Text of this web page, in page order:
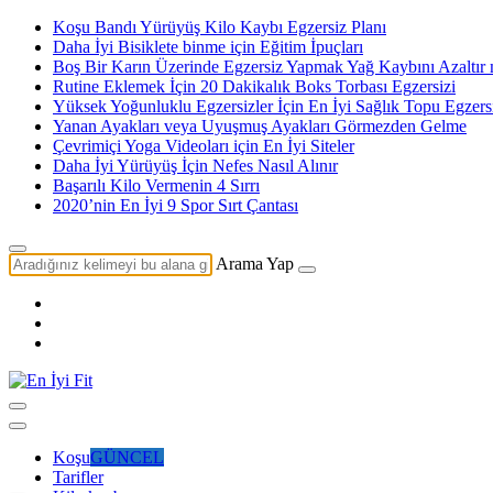
Koşu Bandı Yürüyüş Kilo Kaybı Egzersiz Planı
Daha İyi Bisiklete binme için Eğitim İpuçları
Boş Bir Karın Üzerinde Egzersiz Yapmak Yağ Kaybını Azaltır
Rutine Eklemek İçin 20 Dakikalık Boks Torbası Egzersizi
Yüksek Yoğunluklu Egzersizler İçin En İyi Sağlık Topu
Yanan Ayakları veya Uyuşmuş Ayakları Görmezden Gelme
Çevrimiçi Yoga Videoları için En İyi Siteler
Daha İyi Yürüyüş İçin Nefes Nasıl Alınır
Başarılı Kilo Vermenin 4 Sırrı
2020’nin En İyi 9 Spor Sırt Çantası
Arama Yap
KoşuGÜNCEL
Tarifler